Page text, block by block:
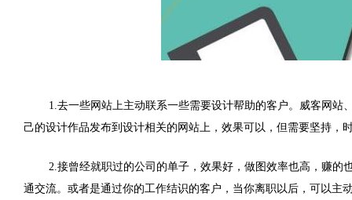
1.去一些网站上主动联系一些需要设计帮助的客户。威客网站
己的设计作品发布到设计相关的网站上，效果可以，但需要坚持，
2.接曾经就职过的公司的单子，效果好，做图效率也高，赚
通交流。或者是通过你的工作结识的客户，当你离职以后，可以主